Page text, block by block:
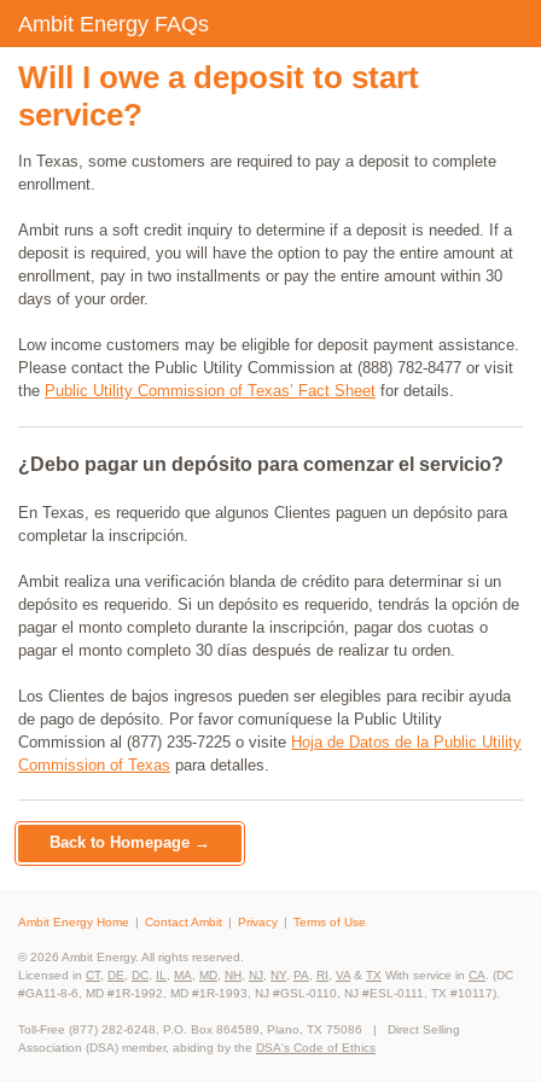
Ambit Energy FAQs
Will I owe a deposit to start
service?
In Texas, some customers are required to pay a deposit to complete
enrollment.
Ambit runs a soft credit inquiry to determine if a deposit is needed. If a
deposit is required, you will have the option to pay the entire amount at
enrollment, pay in two installments or pay the entire amount within 30
days of your order.
Low income customers may be eligible for deposit payment assistance.
Please contact the Public Utility Commission at (888) 782-8477 or visit
the Public Utility Commission of Texas’ Fact Sheet for details.
¿Debo pagar un depósito para comenzar el servicio?
En Texas, es requerido que algunos Clientes paguen un depósito para
completar la inscripción.
Ambit realiza una verificación blanda de crédito para determinar si un
depósito es requerido. Si un depósito es requerido, tendrás la opción de
pagar el monto completo durante la inscripción, pagar dos cuotas o
pagar el monto completo 30 días después de realizar tu orden.
Los Clientes de bajos ingresos pueden ser elegibles para recibir ayuda
de pago de depósito. Por favor comuníquese la Public Utility
Commission al (877) 235-7225 o visite Hoja de Datos de la Public Utility
Commission of Texas para detalles.
Back to Homepage →
Ambit Energy Home Contact Ambit Privacy Terms of Use
© 2026 Ambit Energy. All rights reserved.
Licensed in CT, DE DC IL MA MD NH NJ NY PA RI VA & TX With service in CA . (DC
#GA11-8-6, MD #1R-1992, MD #1R-1993, NJ #GSL-0110, NJ #ESL-0111, TX #10117).
Toll-Free (877) 282-6248, P.O. Box 864589, Plano, TX 75086 | Direct Selling
Association (DSA) member, abiding by the DSA's Code of Ethics